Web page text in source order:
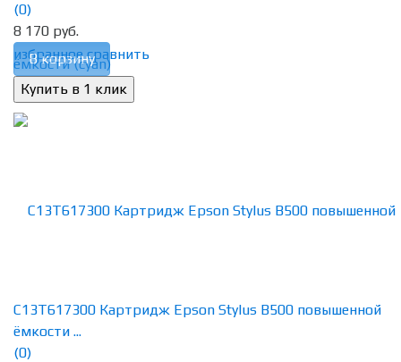
избранное сравнить
(0)
8 170 руб.
В корзину
C13T617300 Картридж Epson Stylus B500 повышенной
ёмкости ...
(0)